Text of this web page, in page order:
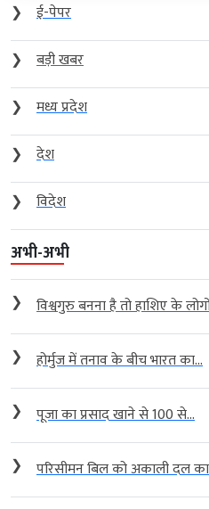
❯
ई-पेपर
❯
बड़ी खबर
❯
मध्य प्रदेश
❯
देश
❯
विदेश
अभी-अभी
❯ विश्वगुरु बनना है तो हाशिए के
❯ होर्मुज में तनाव के बीच भारत का...
❯ पूजा का प्रसाद खाने से 100 से...
❯ परिसीमन बिल को अकाली दल